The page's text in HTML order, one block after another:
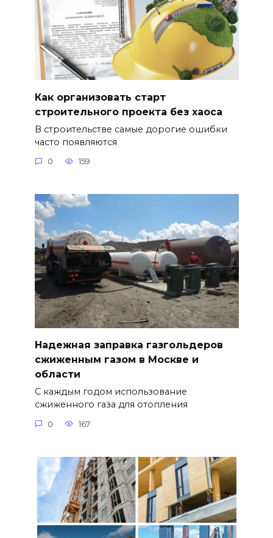
Как организовать старт
строительного проекта без хаоса
В строительстве самые дорогие ошибки
часто появляются
0 159
Надежная заправка газгольдеров
сжиженным газом в Москве и
области
С каждым годом использование
сжиженного газа для отопления
0 167